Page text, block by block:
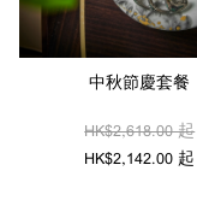
中秋節慶套餐
HK$2,618.00 起
HK$2,142.00 起